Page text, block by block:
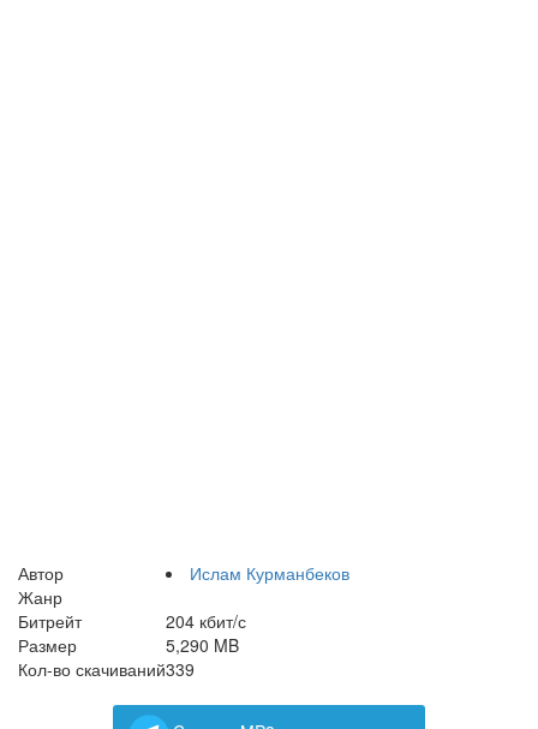
Автор
Ислам Курманбеков
Жанр
Битрейт
204 кбит/с
Размер
5,290 MB
Кол-во скачиваний339